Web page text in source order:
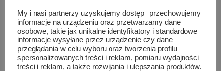
My i nasi partnerzy uzyskujemy dostęp i przechowujemy
informacje na urządzeniu oraz przetwarzamy dane
osobowe, takie jak unikalne identyfikatory i standardowe
informacje wysyłane przez urządzenie czy dane
przeglądania w celu wyboru oraz tworzenia profilu
spersonalizowanych treści i reklam, pomiaru wydajności
treści i reklam, a także rozwijania i ulepszania produktów.